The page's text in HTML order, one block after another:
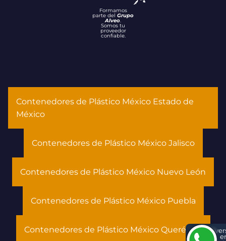
Formamos
parte del Grupo
Alveo.
Somos tu
proveedor
confiable.
Contenedores de Plástico México Estado de
México
Contenedores de Plástico México Jalisco
Contenedores de Plástico México Nuevo León
Contenedores de Plástico México Puebla
Contenedores de Plástico México Querétaro